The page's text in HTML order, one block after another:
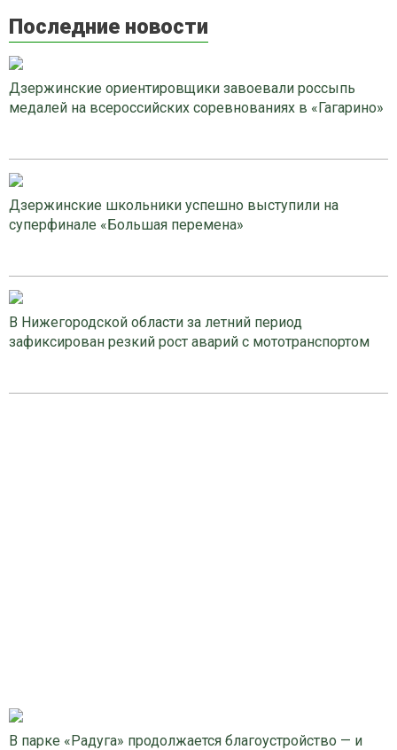
Последние новости
Дзержинские ориентировщики завоевали россыпь
медалей на всероссийских соревнованиях в «Гагарино»
Дзержинские школьники успешно выступили на
суперфинале «Большая перемена»
В Нижегородской области за летний период
зафиксирован резкий рост аварий с мототранспортом
В парке «Радуга» продолжается благоустройство — и